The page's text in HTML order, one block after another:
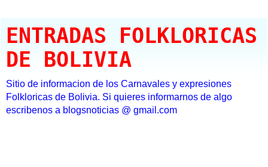
ENTRADAS FOLKLORICAS
DE BOLIVIA
Sitio de informacion de los Carnavales y expresiones
Folkloricas de Bolivia. Si quieres informarnos de algo
escribenos a blogsnoticias @ gmail.com